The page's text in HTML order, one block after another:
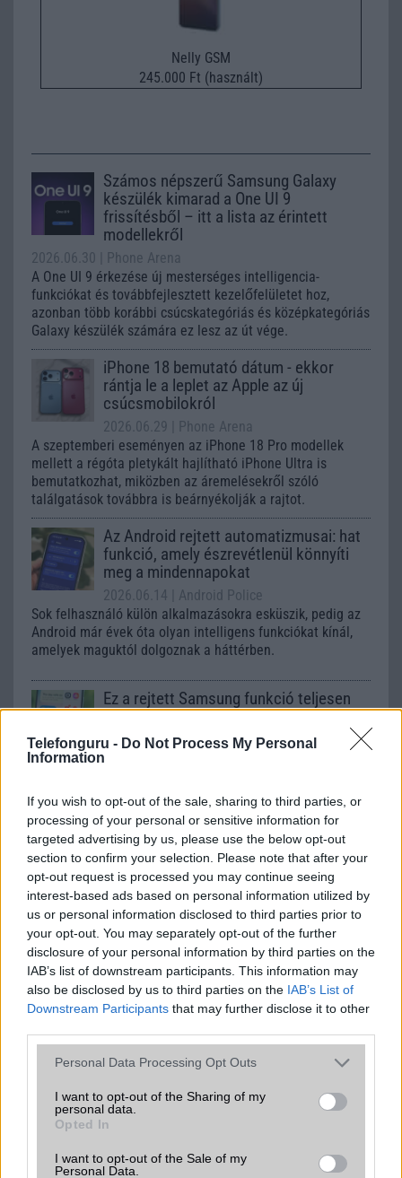
Telefonguru - Do Not Process My Personal
Information
If you wish to opt-out of the sale, sharing to third parties, or
processing of your personal or sensitive information for
targeted advertising by us, please use the below opt-out
section to confirm your selection. Please note that after your
opt-out request is processed you may continue seeing
interest-based ads based on personal information utilized by
us or personal information disclosed to third parties prior to
your opt-out. You may separately opt-out of the further
disclosure of your personal information by third parties on the
IAB’s list of downstream participants. This information may
also be disclosed by us to third parties on the IAB’s List of
Downstream Participants that may further disclose it to other
Please note that this website/app uses one or more Google
not limited to your visit or usage behaviour. You may click to
grant or deny consent to Google and its third-party tags to
use your data for below specified purposes in below Google
consent section.
Personal Data Processing Opt Outs
I want to opt-out of the Sharing of my
personal data.
Opted In
I want to opt-out of the Sale of my
Personal Data.
Nelly GSM
245.000 Ft (használt)
Számos népszerű Samsung Galaxy
készülék kimarad a One UI 9
frissítésből – itt a lista az érintett
modellekről
2026.06.30
| Phone Arena
A One UI 9 érkezése új mesterséges intelligencia-
funkciókat és továbbfejlesztett kezelőfelületet hoz,
azonban több korábbi csúcskategóriás és középkategóriás
Galaxy készülék számára ez lesz az út vége.
iPhone 18 bemutató dátum - ekkor
rántja le a leplet az Apple az új
csúcsmobilokról
2026.06.29
| Phone Arena
A szeptemberi eseményen az iPhone 18 Pro modellek
mellett a régóta pletykált hajlítható iPhone Ultra is
bemutatkozhat, miközben az áremelésekről szóló
találgatások továbbra is beárnyékolják a rajtot.
Az Android rejtett automatizmusai: hat
funkció, amely észrevétlenül könnyíti
meg a mindennapokat
2026.06.14
| Android Police
Sok felhasználó külön alkalmazásokra esküszik, pedig az
Android már évek óta olyan intelligens funkciókat kínál,
amelyek maguktól dolgoznak a háttérben.
Ez a rejtett Samsung funkció teljesen
megváltoztatja a mobilhasználatot –
sokan mégsem tudnak róla
2026.07.12
jelentősen felgyorsítja a mindennapi használatot,
miközben a Pixel telefonokból továbbra is hiányzik.
KAPCSOLÓDÓ HÍREK
Átlátszó kijelző színesben, olcsón
HD videón a sárga iPhone 5C
Itt az iPhone 5S tudáslistája
Akár ilyen is lehetne az Android 5.0
Csinálj HUD-ot az iPhone-odból!
Kijött az iOS 7.0.4